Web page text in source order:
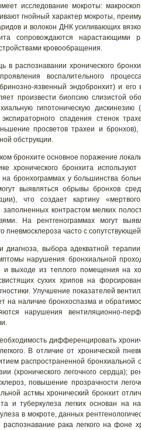
исследование мокроты:
гнойный характер мокроты,
и волокон ДНК усиливающих
сопровождаются
кровообращения.
в распознавании хронического
воспалительного
язвенный эндобронхит) и
произвести биопсию слизистой
гипотоническую
спадения стенок
просветов трахеи и
обструкции.
бронхите основное поражение
хронического бронхита
бронхограммах у большинства
выявляться обрывы бронхов
что создает картину
заполненных контрастом мелких
На рентгенограммах могут
пневмосклероза часто с
диагноза, выбора адекватной
нарушения бронхиальной
и выходе из теплого помещения на
сухих хрипов на
Улучшение показателей
на наличие бронхоспазма и
нарушения вентиляционно-
дифференцировать
В отличие от хронической
распространенной
(хронического легочного сердца);
повышение прозрачности
астмы хронический бронхит
и туберкулеза легких основан на
в мокроте, данных
рака легкого на фоне